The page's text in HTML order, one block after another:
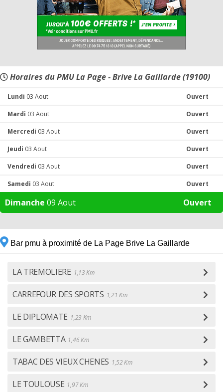
Horaires du PMU La Page - Brive La Gaillarde (19100)
Lundi 03 Aout Ouvert
Mardi 03 Aout Ouvert
Mercredi 03 Aout Ouvert
Jeudi 03 Aout Ouvert
Vendredi 03 Aout Ouvert
Samedi 03 Aout Ouvert
Dimanche 09 Aout Ouvert
Bar pmu à proximité de La Page Brive La Gaillarde
LA TREMOLIERE 1,13 Km
CARREFOUR DES SPORTS 1,21 Km
LE DIPLOMATE 1,23 Km
LE GAMBETTA 1,46 Km
TABAC DES VIEUX CHENES 1,52 Km
LE TOULOUSE 1,97 Km